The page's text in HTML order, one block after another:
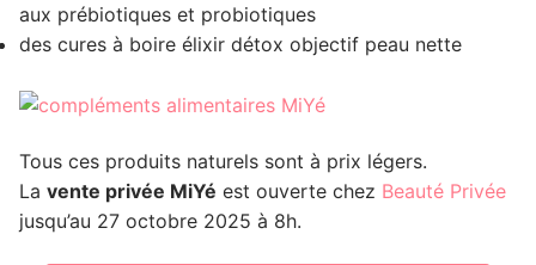
aux prébiotiques et probiotiques
des cures à boire élixir détox objectif peau nette
Tous ces produits naturels sont à prix légers.
La vente privée MiYé est ouverte chez Beauté Privée
jusqu’au 27 octobre 2025 à 8h.